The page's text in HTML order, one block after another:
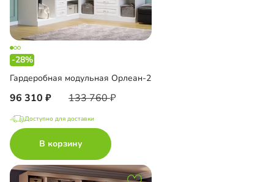
-28%
Гардеробная модульная Орлеан-2
96 310 133 760
Доступно для доставки
В корзину